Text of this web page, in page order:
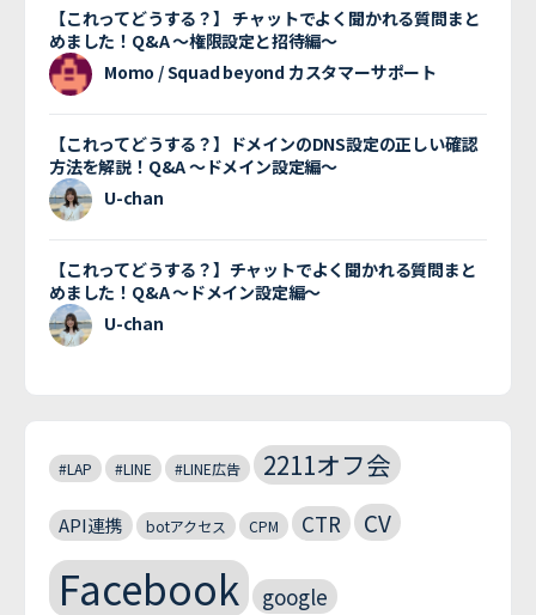
【これってどうする？】 チャットでよく聞かれる質問まと
めました！Q&A 〜権限設定と招待編〜
Momo / Squad beyond カスタマーサポート
【これってどうする？】ドメインのDNS設定の正しい確認
方法を解説！Q&A 〜ドメイン設定編〜
U-chan
【これってどうする？】チャットでよく聞かれる質問まと
めました！Q&A 〜ドメイン設定編〜
U-chan
#LAP #LINE #LINE広告 2211オフ会
API連携 botアクセス CPM CTR CV
Facebook google